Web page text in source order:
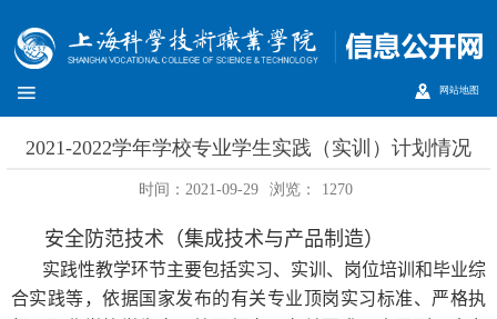
网站地图
2021-2022学年学校专业学生实践（实训）计划情况
时间：2021-09-29 浏览： 1270
安全防范技术（集成技术与产品制造）
实践性教学环节主要包括实习、实训、岗位培训和毕业综
合实践等，依据国家发布的有关专业顶岗实习标准、严格执